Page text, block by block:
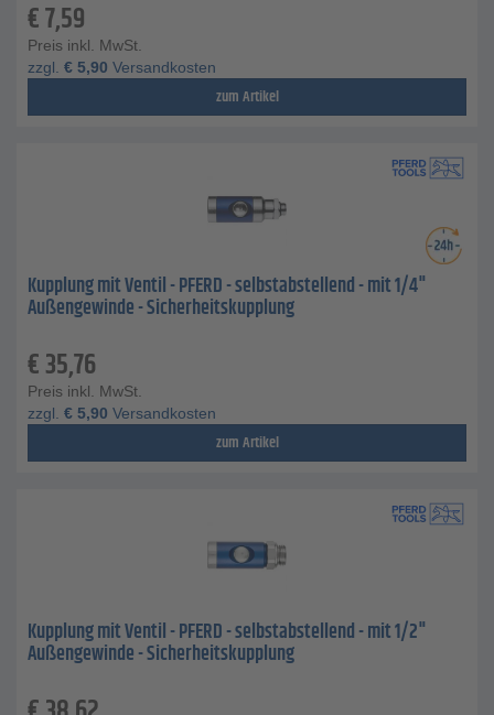
€7,59
Preis inkl. MwSt.
zzgl. € 5,90 Versandkosten
zum Artikel
Kupplung mit Ventil - PFERD - selbstabstellend - mit 1/4"
Außengewinde - Sicherheitskupplung
€35,76
Preis inkl. MwSt.
zzgl. € 5,90 Versandkosten
zum Artikel
Kupplung mit Ventil - PFERD - selbstabstellend - mit 1/2"
Außengewinde - Sicherheitskupplung